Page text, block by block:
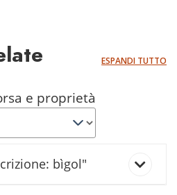
ESPANDI TUTTO
e proprietà
bìgol"